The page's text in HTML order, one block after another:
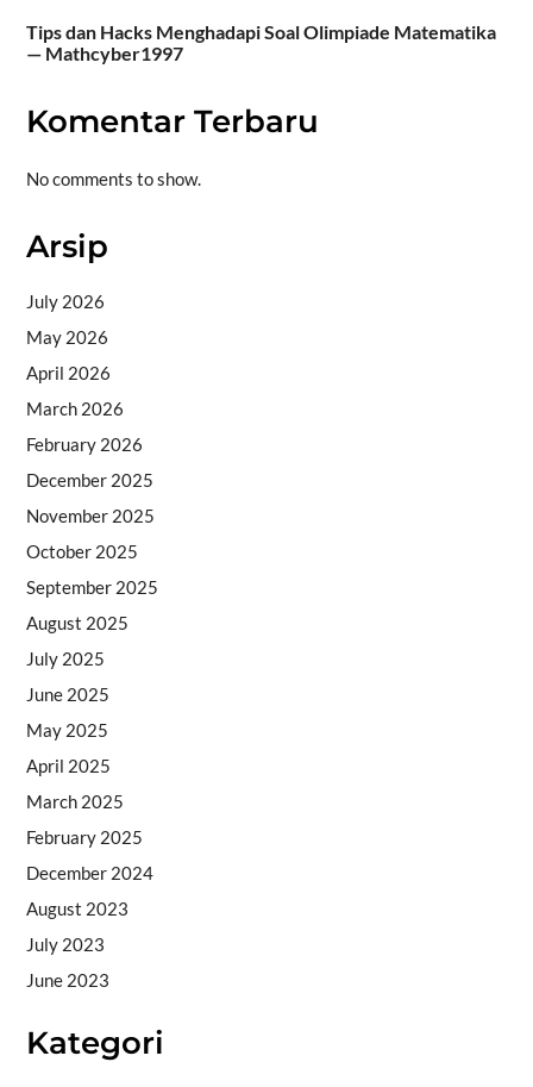
Tips dan Hacks Menghadapi Soal Olimpiade Matematika
— Mathcyber1997
Komentar Terbaru
No comments to show.
Arsip
July 2026
May 2026
April 2026
March 2026
February 2026
December 2025
November 2025
October 2025
September 2025
August 2025
July 2025
June 2025
May 2025
April 2025
March 2025
February 2025
December 2024
August 2023
July 2023
June 2023
Kategori